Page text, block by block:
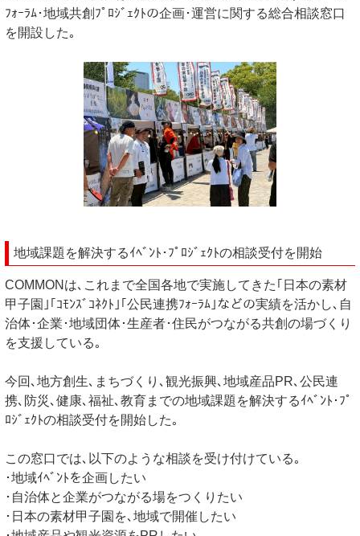
ﾌｫｰﾗﾑ･地域共創ﾌﾟﾛｼﾞｪｸﾄの企画･運営に関する総合相談窓口
を開設した｡
地域課題を解決するｲﾍﾞﾝﾄ･ﾌﾟﾛｼﾞｪｸﾄの相談受付を開始
COMMONは､これまで全国各地で実施してきた｢日本の素材
甲子園｣｢ｺﾓﾝｽﾞｺﾈｸﾄ｣｢公民連携ﾌｫｰﾗﾑ｣などの実績を活かし､自
治体･企業･地域団体･生産者･住民がつながる共創の場づくり
を支援している｡
今回､地方創生､まちづくり､観光振興､地域産品PR､公民連
携､防災､健康､福祉､教育までの地域課題を解決するｲﾍﾞﾝﾄ･ﾌﾟ
ﾛｼﾞｪｸﾄの相談受付を開始した｡
この窓口では､以下のような相談を受け付けている｡
･地域ｲﾍﾞﾝﾄを企画したい
･自治体と企業がつながる場をつくりたい
･日本の素材甲子園を､地域で開催したい